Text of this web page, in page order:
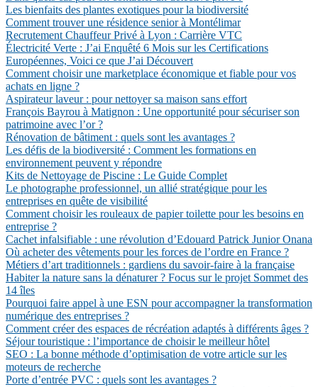
Les bienfaits des plantes exotiques pour la biodiversité
Comment trouver une résidence senior à Montélimar
Recrutement Chauffeur Privé à Lyon : Carrière VTC
Électricité Verte : J’ai Enquêté 6 Mois sur les Certifications
Européennes, Voici ce que J’ai Découvert
Comment choisir une marketplace économique et fiable pour vos
achats en ligne ?
Aspirateur laveur : pour nettoyer sa maison sans effort
François Bayrou à Matignon : Une opportunité pour sécuriser son
patrimoine avec l’or ?
Rénovation de bâtiment : quels sont les avantages ?
Les défis de la biodiversité : Comment les formations en
environnement peuvent y répondre
Kits de Nettoyage de Piscine : Le Guide Complet
Le photographe professionnel, un allié stratégique pour les
entreprises en quête de visibilité
Comment choisir les rouleaux de papier toilette pour les besoins en
entreprise ?
Cachet infalsifiable : une révolution d’Edouard Patrick Junior Onana
Où acheter des vêtements pour les forces de l’ordre en France ?
Métiers d’art traditionnels : gardiens du savoir-faire à la française
Habiter la nature sans la dénaturer ? Focus sur le projet Sommet des
14 îles
Pourquoi faire appel à une ESN pour accompagner la transformation
numérique des entreprises ?
Comment créer des espaces de récréation adaptés à différents âges ?
Séjour touristique : l’importance de choisir le meilleur hôtel
SEO : La bonne méthode d’optimisation de votre article sur les
moteurs de recherche
Porte d’entrée PVC : quels sont les avantages ?